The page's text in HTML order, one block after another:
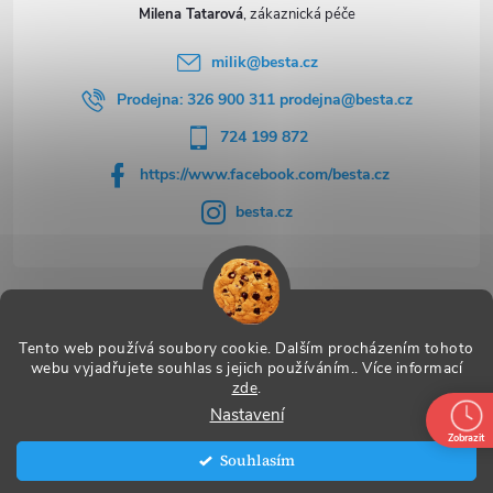
Tento web používá soubory cookie. Dalším procházením tohoto
webu vyjadřujete souhlas s jejich používáním.. Více informací
zde.
Nastavení
Souhlasím
Milena Tatarová
milik@besta.cz
Prodejna: 326 900 311 prodejna@besta.cz
724 199 872
https://www.facebook.com/besta.cz
besta.cz
Užitečné odkazy
Vytvořil Shoptet Premium
BESTA. Všechna práva vyhrazena.
Zobrazit